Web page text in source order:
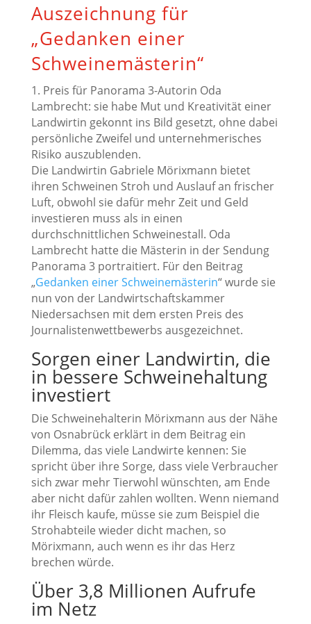
Auszeichnung für
„Gedanken einer
Schweinemästerin“
1. Preis für Panorama 3-Autorin Oda
Lambrecht: sie habe Mut und Kreativität einer
Landwirtin gekonnt ins Bild gesetzt, ohne dabei
persönliche Zweifel und unternehmerisches
Risiko auszublenden.
Die Landwirtin Gabriele Mörixmann bietet
ihren Schweinen Stroh und Auslauf an frischer
Luft, obwohl sie dafür mehr Zeit und Geld
investieren muss als in einen
durchschnittlichen Schweinestall. Oda
Lambrecht hatte die Mästerin in der Sendung
Panorama 3 portraitiert. Für den Beitrag
„Gedanken einer Schweinemästerin“ wurde sie
nun von der Landwirtschaftskammer
Niedersachsen mit dem ersten Preis des
Journalistenwettbewerbs ausgezeichnet.
Sorgen einer Landwirtin, die
in bessere Schweinehaltung
investiert
Die Schweinehalterin Mörixmann aus der Nähe
von Osnabrück erklärt in dem Beitrag ein
Dilemma, das viele Landwirte kennen: Sie
spricht über ihre Sorge, dass viele Verbraucher
sich zwar mehr Tierwohl wünschten, am Ende
aber nicht dafür zahlen wollten. Wenn niemand
ihr Fleisch kaufe, müsse sie zum Beispiel die
Strohabteile wieder dicht machen, so
Mörixmann, auch wenn es ihr das Herz
brechen würde.
Über 3,8 Millionen Aufrufe
im Netz